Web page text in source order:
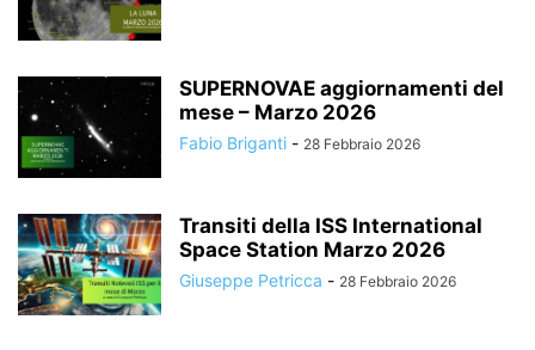
SUPERNOVAE aggiornamenti del
mese – Marzo 2026
Fabio Briganti - 28 Febbraio 2026
Transiti della ISS International
Space Station Marzo 2026
Giuseppe Petricca - 28 Febbraio 2026